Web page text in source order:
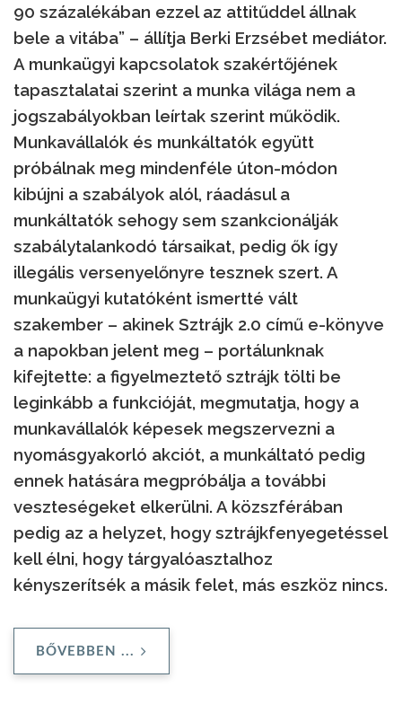
90 százalékában ezzel az attitűddel állnak
bele a vitába” – állítja Berki Erzsébet mediátor.
A munkaügyi kapcsolatok szakértőjének
tapasztalatai szerint a munka világa nem a
jogszabályokban leírtak szerint működik.
Munkavállalók és munkáltatók együtt
próbálnak meg mindenféle úton-módon
kibújni a szabályok alól, ráadásul a
munkáltatók sehogy sem szankcionálják
szabálytalankodó társaikat, pedig ők így
illegális versenyelőnyre tesznek szert. A
munkaügyi kutatóként ismertté vált
szakember – akinek Sztrájk 2.0 című e-könyve
a napokban jelent meg – portálunknak
kifejtette: a figyelmeztető sztrájk tölti be
leginkább a funkcióját, megmutatja, hogy a
munkavállalók képesek megszervezni a
nyomásgyakorló akciót, a munkáltató pedig
ennek hatására megpróbálja a további
veszteségeket elkerülni. A közszférában
pedig az a helyzet, hogy sztrájkfenyegetéssel
kell élni, hogy tárgyalóasztalhoz
kényszerítsék a másik felet, más eszköz nincs.
BŐVEBBEN ...